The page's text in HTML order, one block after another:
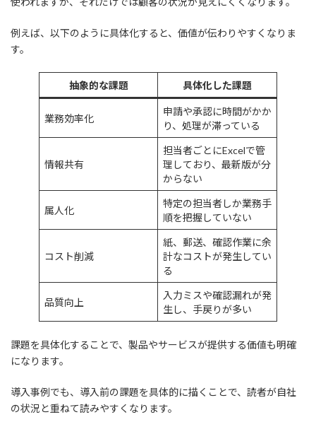
例えば、以下のように具体化すると、価値が伝わりやすくなりま
す。
抽象的な課題 具体化した課題
業務効率化
申請や承認に時間がかか
り、処理が滞っている
情報共有
担当者ごとにExcelで管
理しており、最新版が分
からない
属人化
特定の担当者しか業務手
順を把握していない
コスト削減
紙、郵送、確認作業に余
計なコストが発生してい
る
品質向上
入力ミスや確認漏れが発
生し、手戻りが多い
課題を具体化することで、製品やサービスが提供する価値も明確
になります。
導入事例でも、導入前の課題を具体的に描くことで、読者が自社
の状況と重ねて読みやすくなります。